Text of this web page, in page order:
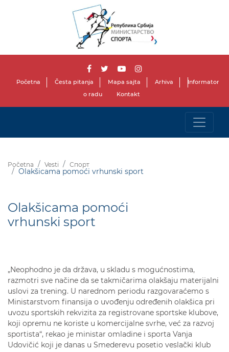
Početna Česta pitanja Mapa sajta Arhiva
Informator
o radu
Kontakt
Početna Vesti Спорт
Olakšicama pomoći vrhunski sport
Olakšicama pomoći
vrhunski sport
„Neophodno je da država, u skladu s mogućnostima,
razmotri sve načine da se takmičarima olakšaju materijalni
uslovi za trening. U narednom periodu razgovaraćemo s
Ministarstvom finansija o uvođenju određenih olakšica pri
uvozu sportskih rekvizita za registrovane sportske klubove,
koji opremu ne koriste u komercijalne svrhe, već za razvoj
sportista“, rekao je ministar omladine i sporta Vanja
Udovičić koji je danas u Smederevu posetio veslački klub